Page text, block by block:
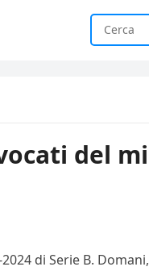
del
di Serie B.